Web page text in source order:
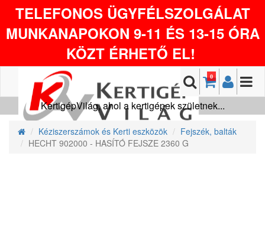
TELEFONOS ÜGYFÉLSZOLGÁLAT
MUNKANAPOKON 9-11 ÉS 13-15 ÓRA
KÖZT ÉRHETŐ EL!
0
KertigépVilág, ahol a kertigépek születnek...
Kéziszerszámok és Kerti eszközök
Fejszék, balták
HECHT 902000 - HASÍTÓ FEJSZE 2360 G